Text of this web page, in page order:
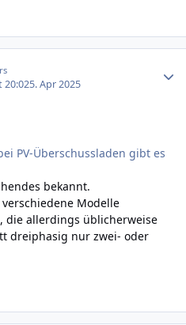
20:025. Apr 2025
PV-Überschussladen gibt es
bekannt.
Modelle
die allerdings üblicherweise
dreiphasig nur zwei- oder